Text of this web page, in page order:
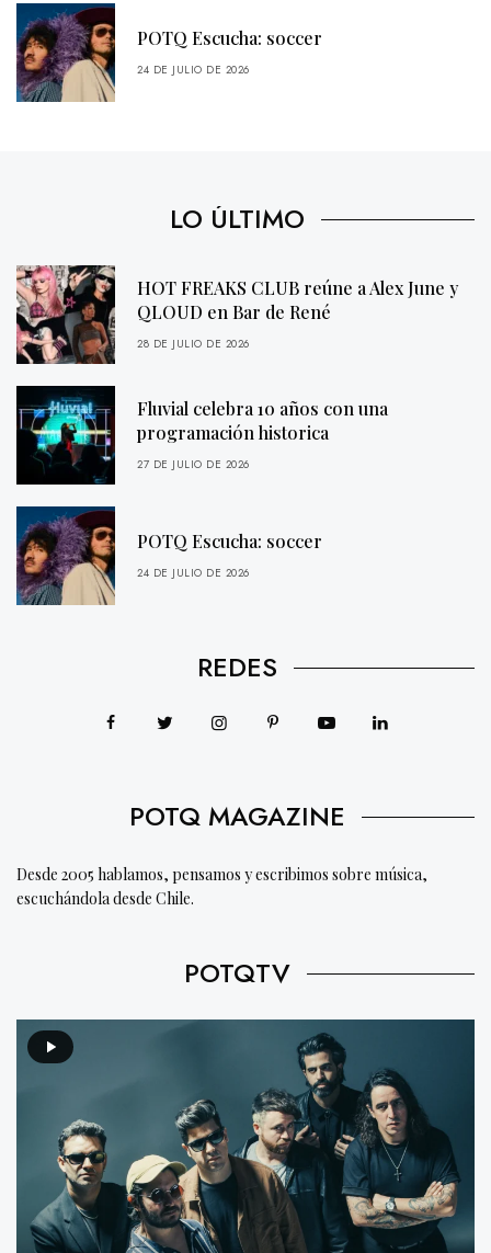
POTQ Escucha: soccer
24 DE JULIO DE 2026
LO ÚLTIMO
HOT FREAKS CLUB reúne a Alex June y
QLOUD en Bar de René
28 DE JULIO DE 2026
Fluvial celebra 10 años con una
programación historica
27 DE JULIO DE 2026
POTQ Escucha: soccer
24 DE JULIO DE 2026
REDES
POTQ MAGAZINE
Desde 2005 hablamos, pensamos y escribimos sobre música,
escuchándola desde Chile.
POTQTV